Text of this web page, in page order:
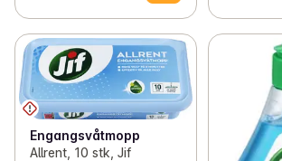
Engangsvåtmopp
Allrent, 10 stk, Jif